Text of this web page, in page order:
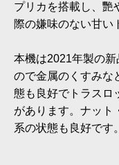
プリカを搭載し、艷
際の嫌味のない甘い
本機は2021年製の
ので金属のくすみな
態も良好でトラスロ
があります。ナット
系の状態も良好です。